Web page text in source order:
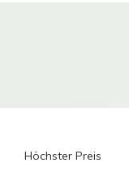
Höchster Preis